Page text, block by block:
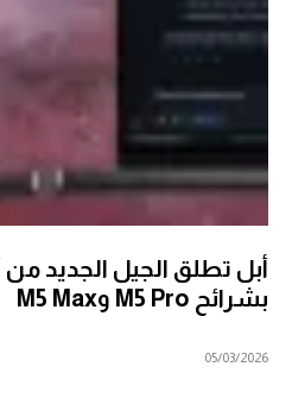
بشرائح M5 Pro وM5 Max
05/03/2026